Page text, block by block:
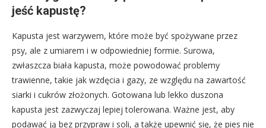
jeść kapustę?
Kapusta jest warzywem, które może być spożywane przez
psy, ale z umiarem i w odpowiedniej formie. Surowa,
zwłaszcza biała kapusta, może powodować problemy
trawienne, takie jak wzdęcia i gazy, ze względu na zawartość
siarki i cukrów złożonych. Gotowana lub lekko duszona
kapusta jest zazwyczaj lepiej tolerowana. Ważne jest, aby
podawać ją bez przypraw i soli, a także upewnić się, że pies nie